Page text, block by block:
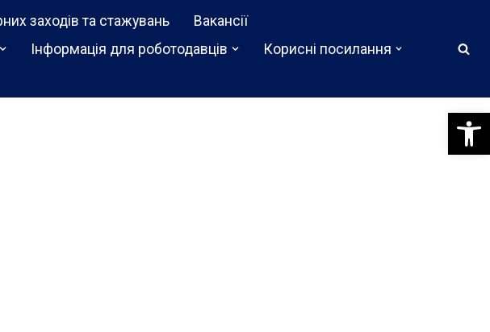
заходів та стажувань
Вакансії
Інформація для роботодавців
Корисні посилання